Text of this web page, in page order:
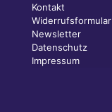
Kontakt
Widerrufsformular
Newsletter
Datenschutz
Impressum